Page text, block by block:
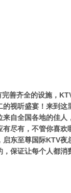
善齐全的设施，
视听盛宴！来到
自全国各地的佳
尽有，不管你喜
东至尊国际KTV
保证让每个人都